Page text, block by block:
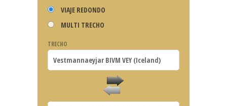
VIAJE REDONDO
MULTI TRECHO
TRECHO